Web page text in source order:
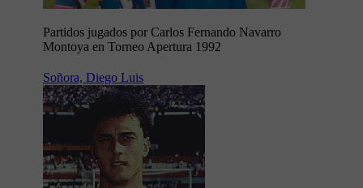
Partidos jugados por Carlos Fernando Navarro
Montoya en Torneo Apertura 1992
Soñora, Diego Luis